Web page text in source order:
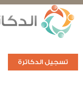
تسجيل الدكاترة